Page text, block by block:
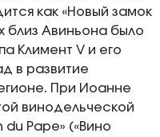
как «Новый замок
близ Авиньона было
Климент V и его
в развитие
При Иоанне
винодельческой
du Pape» («Вино